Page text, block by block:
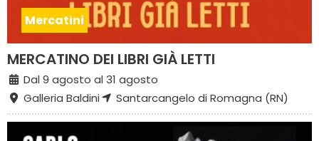
Mercatini
MERCATINO DEI LIBRI GIÀ LETTI
Dal 9 agosto al 31 agosto
Galleria Baldini
Santarcangelo di Romagna (RN)